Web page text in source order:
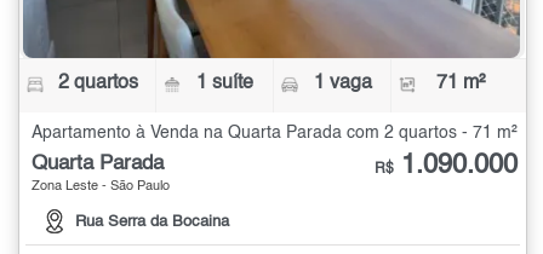
2 quartos 1 suíte 1 vaga 71 m²
Apartamento à Venda na Quarta Parada com 2 quartos - 71 m²
Quarta Parada
Zona Leste - São Paulo
Rua Serra da Bocaina
R$ 1.090.000